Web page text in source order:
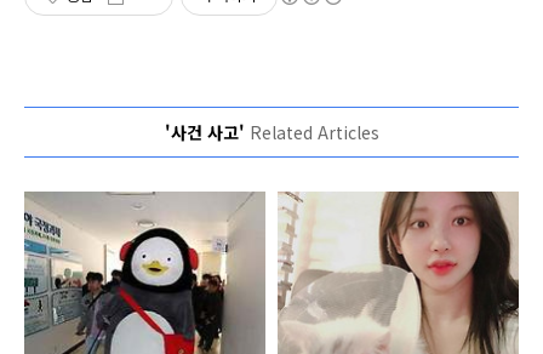
'사건 사고' Related Articles